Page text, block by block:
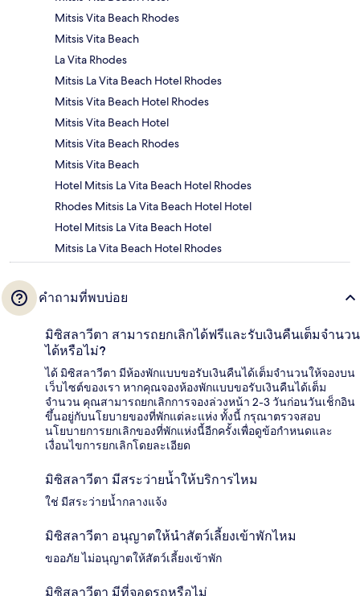
Mitsis Vita Beach Rhodes
Mitsis Vita Beach
La Vita Rhodes
Mitsis La Vita Beach Hotel Rhodes
Mitsis Vita Beach Hotel Rhodes
Mitsis Vita Beach Hotel
Mitsis Vita Beach Rhodes
Mitsis Vita Beach
Hotel Mitsis La Vita Beach Hotel Rhodes
Rhodes Mitsis La Vita Beach Hotel Hotel
Hotel Mitsis La Vita Beach Hotel
Mitsis La Vita Beach Hotel Rhodes
คำถามที่พบบ่อย
มิซิสลาวีตา สามารถยกเลิกได้ฟรีและรับเงินคืนเต็มจำนวน
ได้หรือไม่?
ได้ มิซิสลาวีตา มีห้องพักแบบขอรับเงินคืนได้เต็มจำนวนให้จองบน
เว็บไซต์ของเรา หากคุณจองห้องพักแบบขอรับเงินคืนได้เต็ม
จำนวน คุณสามารถยกเลิกการจองล่วงหน้า 2-3 วันก่อนวันเช็กอิน
ขึ้นอยู่กับนโยบายของที่พักแต่ละแห่ง ทั้งนี้ กรุณาตรวจสอบ
นโยบายการยกเลิกของที่พักแห่งนี้อีกครั้งเพื่อดูข้อกำหนดและ
เงื่อนไขการยกเลิกโดยละเอียด
มิซิสลาวีตา มีสระว่ายน้ำให้บริการไหม
ใช่ มีสระว่ายน้ำกลางแจ้ง
มิซิสลาวีตา อนุญาตให้นำสัตว์เลี้ยงเข้าพักไหม
ขออภัย ไม่อนุญาตให้สัตว์เลี้ยงเข้าพัก
มิซิสลาวีตา มีที่จอดรถหรือไม่